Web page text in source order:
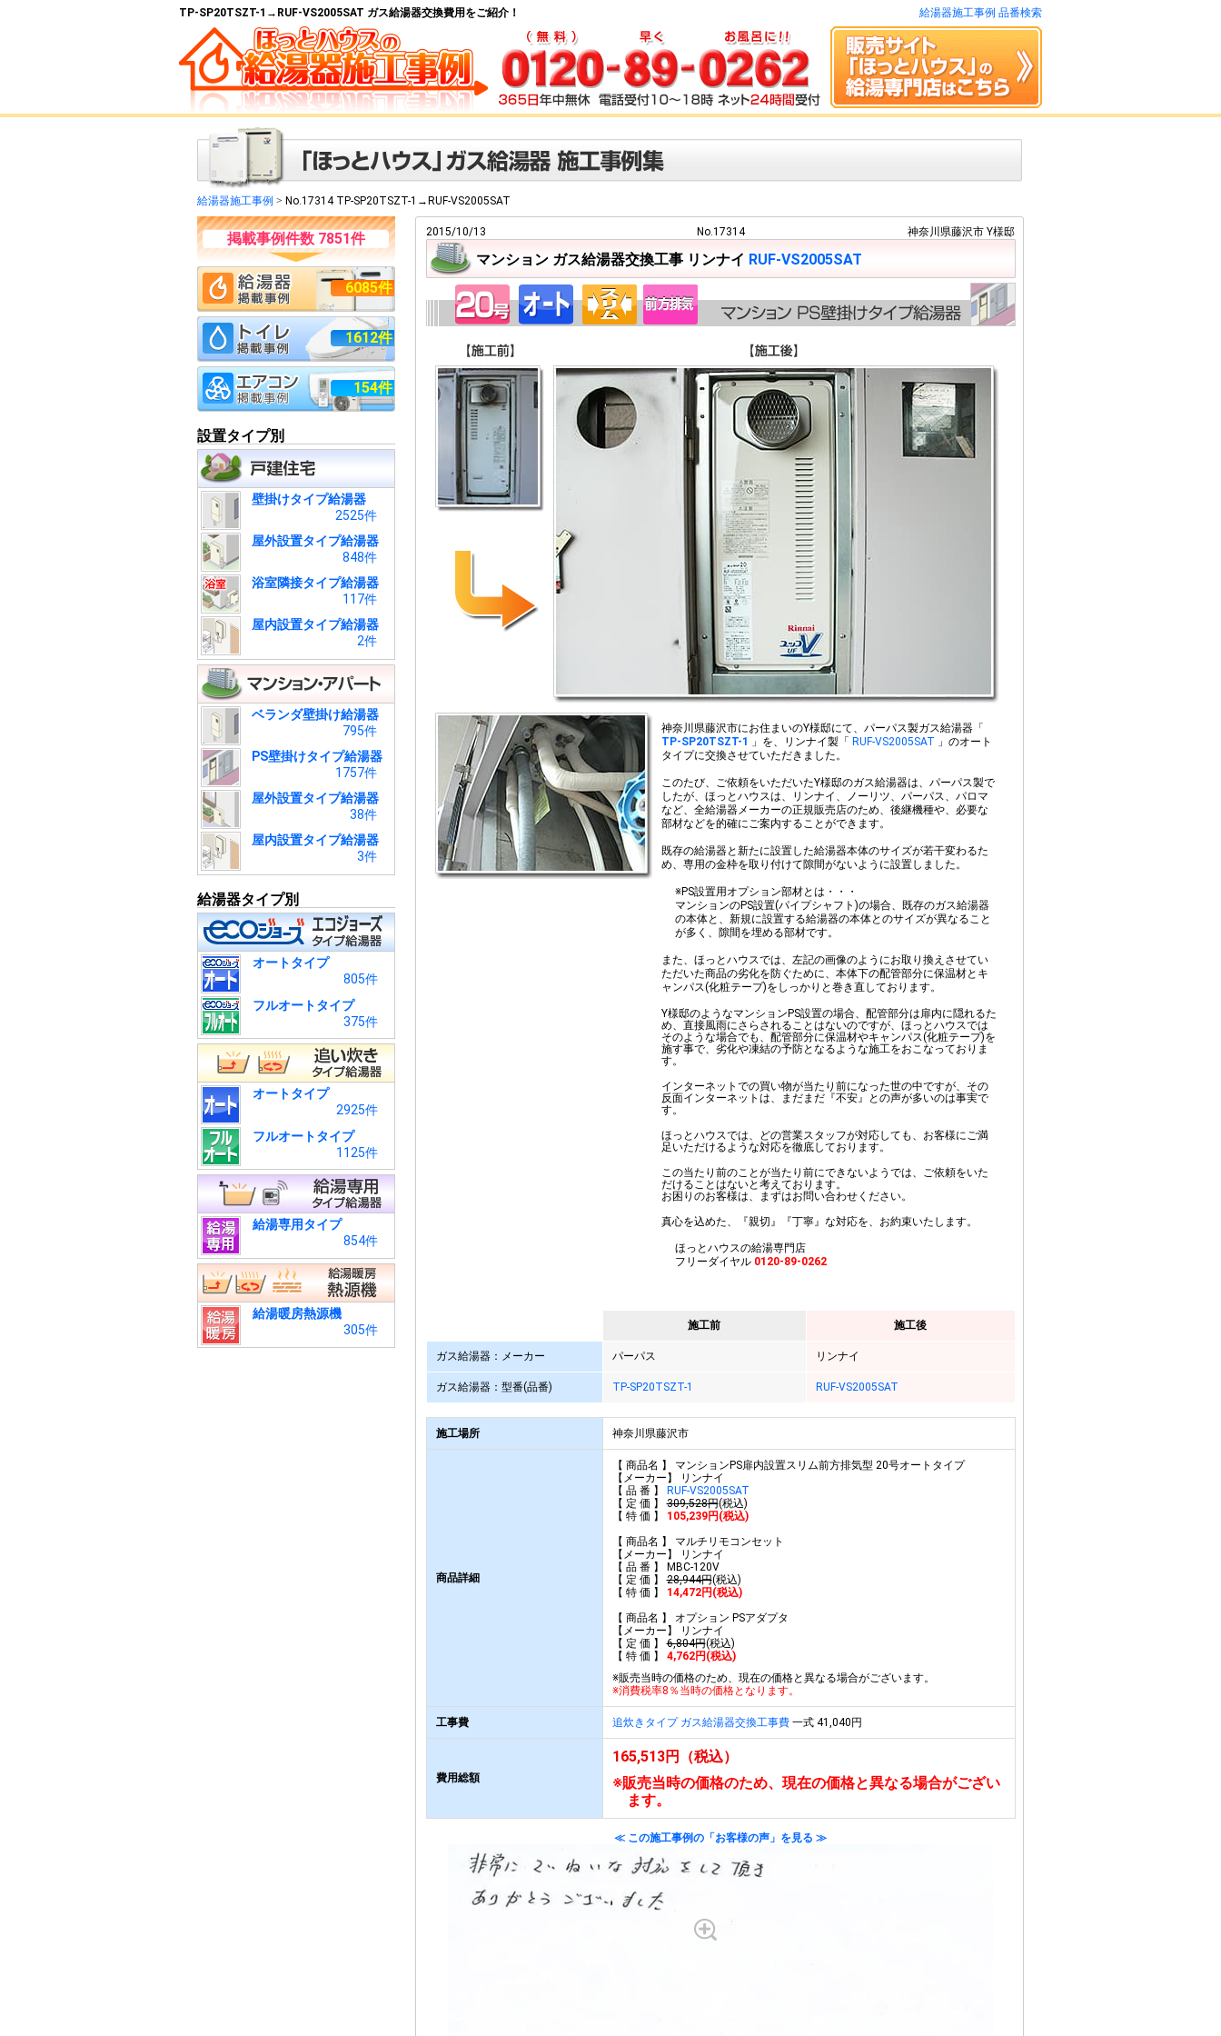
TP-SP20TSZT-1→RUF-VS2005SAT ガス給湯器交換費用をご紹介！ 給湯器施工事例 品番検索
給湯器施工事例 > No.17314 TP-SP20TSZT-1→RUF-VS2005SAT
掲載事例件数 7851件
6085件
1612件
154件
設置タイプ別
壁掛けタイプ給湯器
2525件
屋外設置タイプ給湯器
848件
浴室隣接タイプ給湯器
117件
屋内設置タイプ給湯器
2件
ベランダ壁掛け給湯器
795件
PS壁掛けタイプ給湯器
1757件
屋外設置タイプ給湯器
38件
屋内設置タイプ給湯器
3件
給湯器タイプ別
オートタイプ
805件
フルオートタイプ
375件
オートタイプ
2925件
フルオートタイプ
1125件
給湯専用タイプ
854件
給湯暖房熱源機
305件
2015/10/13 No.17314 神奈川県藤沢市 Y様邸
マンション ガス給湯器交換工事 リンナイ RUF-VS2005SAT
神奈川県藤沢市にお住まいのY様邸にて、パーパス製ガス給湯器「
TP-SP20TSZT-1
」を、リンナイ製「 RUF-VS2005SAT 」のオート
タイプに交換させていただきました。
このたび、ご依頼をいただいたY様邸のガス給湯器は、パーパス製で
したが、ほっとハウスは、リンナイ、ノーリツ、パーパス、パロマ
など、全給湯器メーカーの正規販売店のため、後継機種や、必要な
部材などを的確にご案内することができます。
既存の給湯器と新たに設置した給湯器本体のサイズが若干変わるた
め、専用の金枠を取り付けて隙間がないように設置しました。
※PS設置用オプション部材とは・・・
マンションのPS設置(パイプシャフト)の場合、既存のガス給湯器
の本体と、新規に設置する給湯器の本体とのサイズが異なること
が多く、隙間を埋める部材です。
また、ほっとハウスでは、左記の画像のようにお取り換えさせてい
ただいた商品の劣化を防ぐために、本体下の配管部分に保温材とキ
ャンパス(化粧テープ)をしっかりと巻き直しております。
Y様邸のようなマンションPS設置の場合、配管部分は扉内に隠れるた
め、直接風雨にさらされることはないのですが、ほっとハウスでは
そのような場合でも、配管部分に保温材やキャンパス(化粧テープ)を
施す事で、劣化や凍結の予防となるような施工をおこなっておりま
す。
インターネットでの買い物が当たり前になった世の中ですが、その
反面インターネットは、まだまだ『不安』との声が多いのは事実で
す。
ほっとハウスでは、どの営業スタッフが対応しても、お客様にご満
足いただけるような対応を徹底しております。
この当たり前のことが当たり前にできないようでは、ご依頼をいた
だけることはないと考えております。
お困りのお客様は、まずはお問い合わせください。
真心を込めた、『親切』『丁寧』な対応を、お約束いたします。
ほっとハウスの給湯専門店
フリーダイヤル 0120-89-0262
施工前 施工後
ガス給湯器：メーカー パーパス リンナイ
ガス給湯器：型番(品番) TP-SP20TSZT-1 RUF-VS2005SAT
施工場所 神奈川県藤沢市
商品詳細
【 商品名 】 マンションPS扉内設置スリム前方排気型 20号オートタイプ
【メーカー】 リンナイ
【 品 番 】
RUF-VS2005SAT
【 定 価 】309,528円(税込)
【 特 価 】
105,239円(税込)
【 商品名 】 マルチリモコンセット
【メーカー】 リンナイ
【 品 番 】 MBC-120V
【 定 価 】28,944円(税込)
【 特 価 】
14,472円(税込)
【 商品名 】 オプション PSアダプタ
【メーカー】 リンナイ
【 定 価 】6,804円(税込)
【 特 価 】 4,762円(税込)
※販売当時の価格のため、現在の価格と異なる場合がございます。
※消費税率8％当時の価格となります。
工事費 追炊きタイプ ガス給湯器交換工事費一式 41,040円
費用総額
165,513円（税込）
※販売当時の価格のため、現在の価格と異なる場合がござい
ます。
≪ この施工事例の「お客様の声」を見る ≫